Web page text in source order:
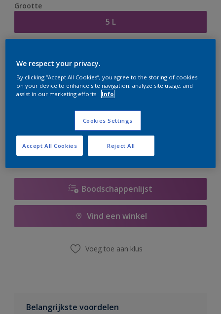
Grootte
5 L
er hard aan om de voorraad aan te vullen.
Boodschappenlijst
Vind een winkel
Voeg toe aan klus
Belangrijkste voordelen
We respect your privacy.
By clicking “Accept All Cookies”, you agree to the storing of cookies
on your device to enhance site navigation, analyze site usage, and
assist in our marketing efforts.
Info
Cookies Settings
Reject All
Accept All Cookies